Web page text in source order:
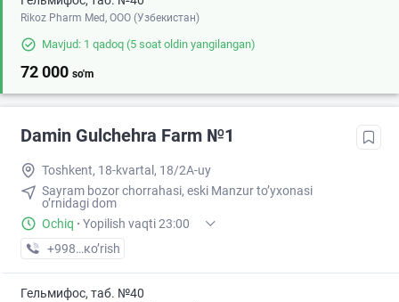
Rikoz Pharm Med, OOO (Узбекистан)
Mavjud: 1 qadoq (5 soat oldin yangilangan)
72 000 so'm
Damin Gulchehra Farm №1
Toshkent, 18-kvartal, 18/2A-uy
Sayram bozor chorrahasi, eski Manzur to’yxonasi
o’rnidagi dom
Ochiq · Yopilish vaqti 23:00
+998 (97) XXX-XX-XX
кo’rish
Гельмифос, таб. №40